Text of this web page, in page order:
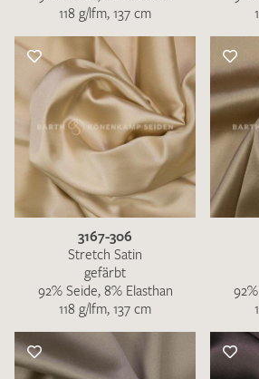
118 g/lfm, 137 cm
3167-306
Stretch Satin
gefärbt
92% Seide, 8% Elasthan
118 g/lfm, 137 cm